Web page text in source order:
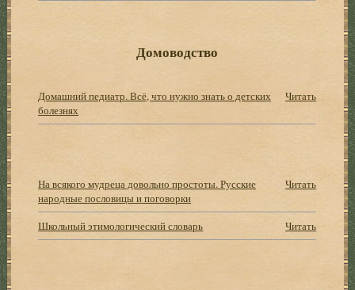
Домоводство
Домашний педиатр. Всё, что нужно знать о детских
болезнях
Читать
На всякого мудреца довольно простоты. Русские
народные пословицы и поговорки
Читать
Школьный этимологический словарь Читать